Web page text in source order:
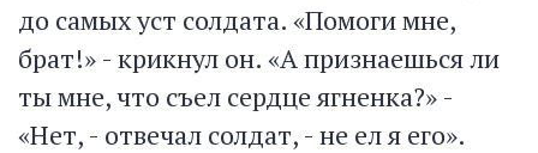
до самых уст солдата. «Помоги мне,
брат!» - крикнул он. «А признаешься ли
ты мне, что съел сердце ягненка?» -
«Нет, - отвечал солдат, - не ел я его».